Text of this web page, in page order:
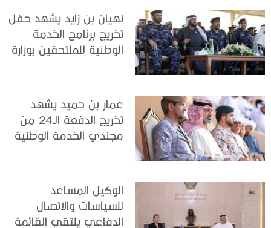
نهيان بن زايد يشهد حفل
تخريج برنامج الخدمة
الوطنية للملتحقين بوزارة
عمار بن حميد يشهد
تخريج الدفعة الـ24 من
مجندي الخدمة الوطنية
الوكيل المساعد
للسياسات والاتصال
الدفاعي يلتقي القائمة